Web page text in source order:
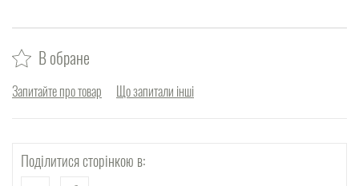
В обране
Запитайте про товар Що запитали інші
Поділитися сторінкою в: